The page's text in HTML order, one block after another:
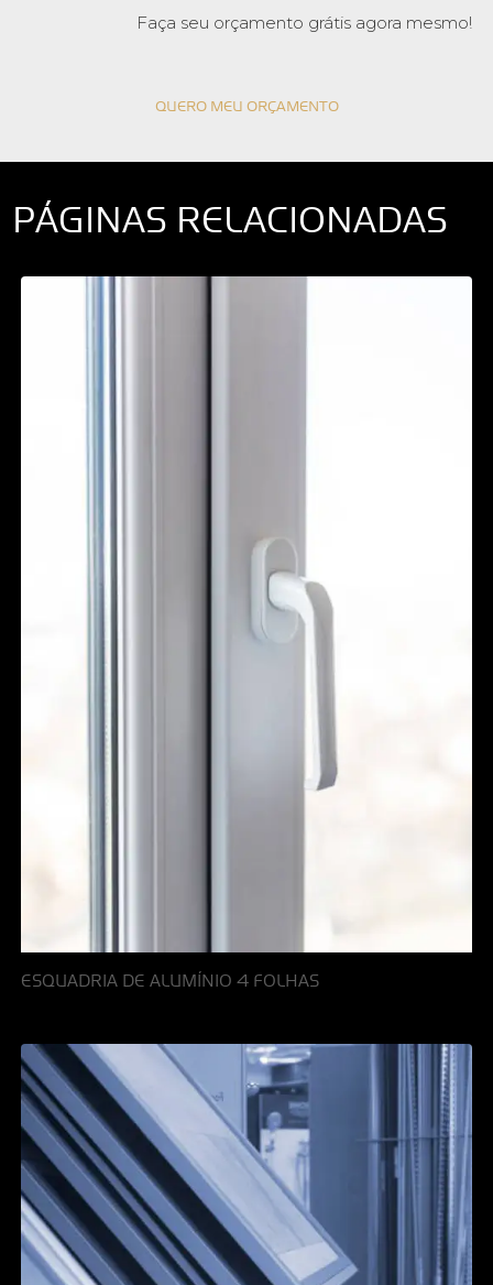
Faça seu orçamento grátis agora mesmo!
QUERO MEU ORÇAMENTO
PÁGINAS RELACIONADAS
ESQUADRIA DE ALUMÍNIO 4 FOLHAS